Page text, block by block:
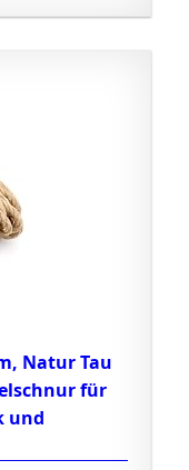
Natur Tau
für
und